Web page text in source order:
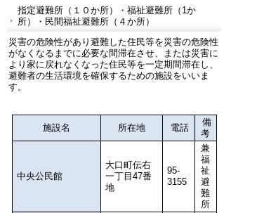
指定避難所（１０か所）・福祉避難所（1か
所）・民間福祉避難所（４か所）
災害の危険性があり避難した住民等を災害の危険性
がなくなるまでに必要な間滞在させ、または災害に
より家に戻れなくなった住民等を一定期間滞在し、
避難者の生活環境を確保するための施設をいいま
す。
施設名 所在地 電話
備
考
中央公民館
大口町伝右
一丁目47番
地
95-
3155
兼
福
祉
避
難
所